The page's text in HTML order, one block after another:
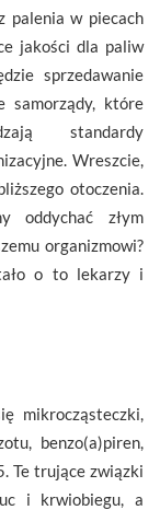
palenia w piecach
jakości dla paliw
sprzedawanie
samorządy, które
standardy
Wreszcie,
otoczenia.
oddychać złym
organizmowi?
o to lekarzy i
mikrocząsteczki,
benzo(a)piren,
Te trujące związki
i krwiobiegu, a